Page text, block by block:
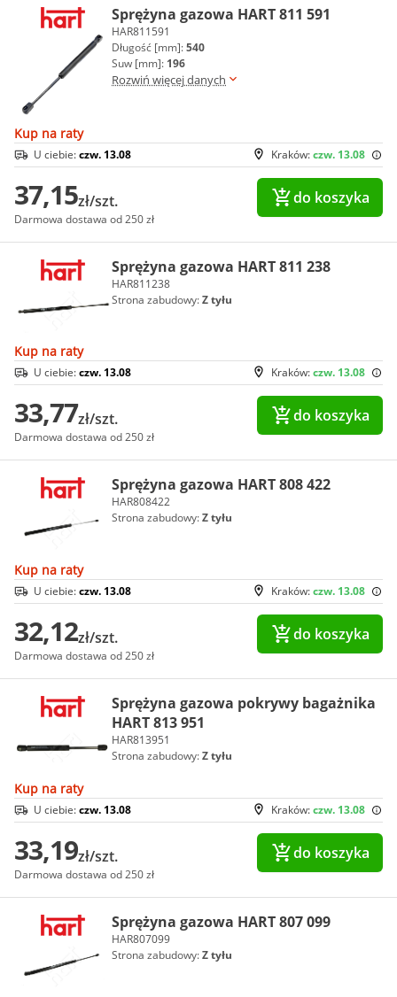
Sprężyna gazowa HART 811 591
HAR811591
Długość [mm]:540
Suw [mm]: 196
Rozwiń więcej danych
Kup na raty
Kraków:czw. 13.08
U ciebie:czw. 13.08
37,15zł/szt.
Darmowa dostawa od 250 zł
do koszyka
Sprężyna gazowa HART 811 238
HAR811238
Strona zabudowy:Z tyłu
Kup na raty
Kraków:czw. 13.08
U ciebie:czw. 13.08
33,77zł/szt.
Darmowa dostawa od 250 zł
do koszyka
Sprężyna gazowa HART 808 422
HAR808422
Strona zabudowy:Z tyłu
Kup na raty
Kraków:czw. 13.08
U ciebie:czw. 13.08
32,12zł/szt.
Darmowa dostawa od 250 zł
do koszyka
Sprężyna gazowa pokrywy bagażnika
HART 813 951
HAR813951
Strona zabudowy:Z tyłu
Kup na raty
Kraków:czw. 13.08
U ciebie:czw. 13.08
33,19zł/szt.
Darmowa dostawa od 250 zł
do koszyka
Sprężyna gazowa HART 807 099
HAR807099
Strona zabudowy:Z tyłu